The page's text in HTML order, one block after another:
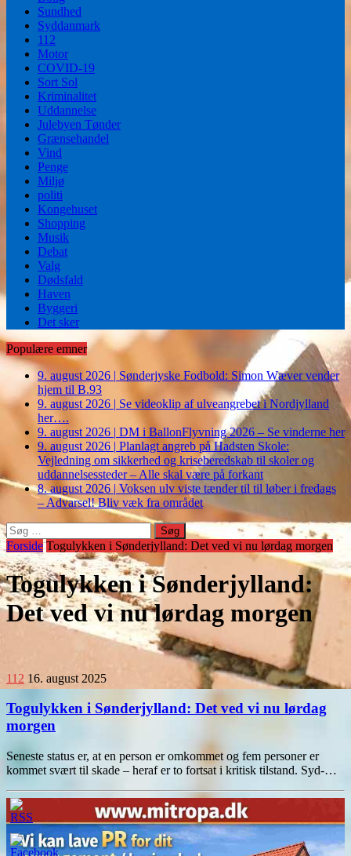
Sundhed
Syddanmark
112
Motor
COVID-19
Sort Sol
Kriminalitet
Uddannelse
Julebyen Tønder
Grænsehandel
Vind
Penge
Miljø
politi
Kongehuset
Shopping
Musik
Debat
Valg
Dødsfald
Haven
Byggeri
Det sker
Populære emner
9. august 2026 | Sønderjyske Fodbold: Simon Wæver vender
hjem til B.93
9. august 2026 | Se videoklip af ulveangrebet i Nordjylland
her….
9. august 2026 | DM i BallonFlyvning 2026 – Se vinderne her
9. august 2026 | Planlagt angreb på Hadsten Skole:
Vejledning om sikkerhed og kriseberedskab til skoler og
uddannelsessteder – Alle skal være på forkant
8. august 2026 | Voksen ulv viste tænder til til løber i fredags
– Advarsel! Bliv væk fra området
Søg
efter:
Forside Togulykken i Sønderjylland: Det ved vi nu lørdag morgen
Togulykken i Sønderjylland:
Det ved vi nu lørdag morgen
112 16. august 2025
Togulykken i Sønderjylland: Det ved vi nu lørdag
morgen
Seneste status er, at en person er omkommet og fem personer er
kommet svært til skade – heraf er to fortsat i kritisk tilstand. Syd-…